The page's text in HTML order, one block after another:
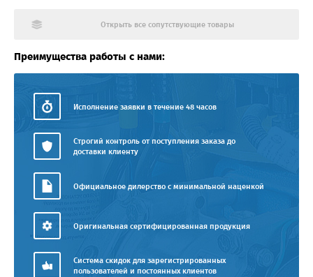
Открыть все сопутствующие товары
Преимущества работы с нами:
Исполнение заявки в течение 48 часов
Строгий контроль от поступления заказа до
доставки клиенту
Официальное дилерство с минимальной наценкой
Оригинальная сертифицированная продукция
Система скидок для зарегистрированных
пользователей и постоянных клиентов